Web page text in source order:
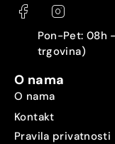
Pon-Pet: 08h
trgovina)
O nama
O nama
Kontakt
Pravila privatnosti